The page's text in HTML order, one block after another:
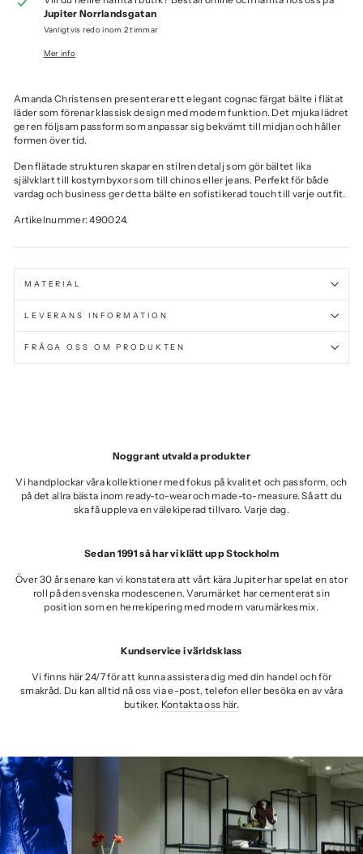
Jupiter Norrlandsgatan
Vanligtvis redo inom 2 timmar
Mer info
Amanda Christensen presenterar ett elegant cognac färgat bälte i flätat
läder som förenar klassisk design med modern funktion. Det mjuka lädret
ger en följsam passform som anpassar sig bekvämt till midjan och håller
formen över tid.
Den flätade strukturen skapar en stilren detalj som gör bältet lika
självklart till kostymbyxor som till chinos eller jeans. Perfekt för både
vardag och business ger detta bälte en sofistikerad touch till varje outfit.
Artikelnummer: 490024.
MATERIAL
LEVERANS INFORMATION
FRÅGA OSS OM PRODUKTEN
Noggrant utvalda produkter
Vi handplockar våra kollektioner med fokus på kvalitet och passform, och
på det allra bästa inom ready-to-wear och made-to-measure. Så att du
ska få uppleva en välekiperad tillvaro. Varje dag.
Sedan 1991 så har vi klätt upp Stockholm
Över 30 år senare kan vi konstatera att vårt kära Jupiter har spelat en stor
roll på den svenska modescenen. Varumärket har cementerat sin
position som en herrekipering med modern varumärkesmix.
Kundservice i världsklass
Vi finns här 24/7 för att kunna assistera dig med din handel och för
smakråd. Du kan alltid nå oss via e-post, telefon eller besöka en av våra
butiker. Kontakta oss här.